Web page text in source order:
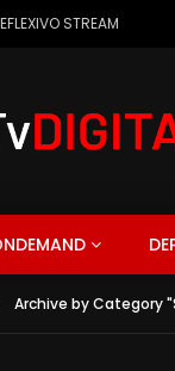
CON MARCIA
Archive by Category